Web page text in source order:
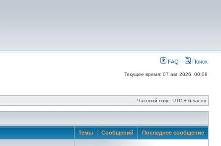
FAQ Поиск
Текущее время: 07 авг 2026, 00:09
Часовой пояс: UTC + 6 часов
Темы Сообщений Последнее сообщение